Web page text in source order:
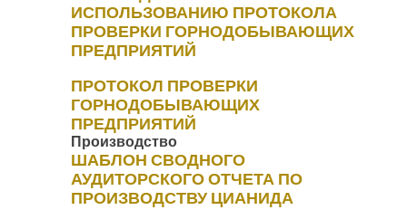
ИСПОЛЬЗОВАНИЮ ПРОТОКОЛА
ПРОВЕРКИ ГОРНОДОБЫВАЮЩИХ
ПРЕДПРИЯТИЙ
ПРОТОКОЛ ПРОВЕРКИ
ГОРНОДОБЫВАЮЩИХ
ПРЕДПРИЯТИЙ
Производство
ШАБЛОН СВОДНОГО
АУДИТОРСКОГО ОТЧЕТА ПО
ПРОИЗВОДСТВУ ЦИАНИДА